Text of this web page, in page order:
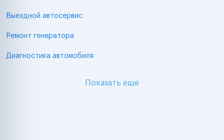
Выездной автосервис
Ремонт генератора
Диагностика автомобиля
Показать еще